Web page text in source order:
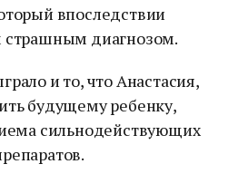
впоследствии
страшным диагнозом.
и то, что Анастасия,
будущему ребенку,
сильнодействующих